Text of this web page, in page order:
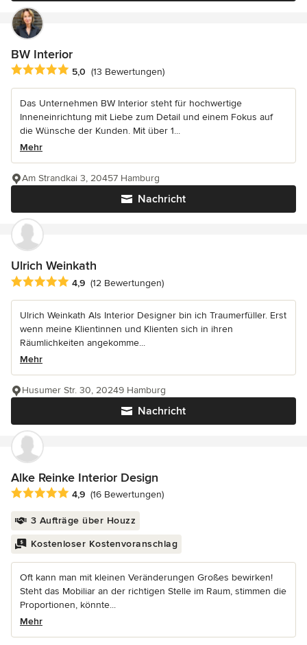
BW Interior
Durchschnittliche Bewertung: 5 von 5 Sternen
5,0 (13 Bewertungen)
Das Unternehmen BW Interior steht für hochwertige
Inneneinrichtung mit Liebe zum Detail und einem Fokus auf
die Wünsche der Kunden. Mit über 1...
Mehr
Nachricht
Am Strandkai 3, 20457 Hamburg
Ulrich Weinkath
Durchschnittliche Bewertung: 4.9 von 5 Sternen
4,9 (12 Bewertungen)
Ulrich Weinkath Als Interior Designer bin ich Traumerfüller. Erst
wenn meine Klientinnen und Klienten sich in ihren
Räumlichkeiten angekomme...
Mehr
Nachricht
Husumer Str. 30, 20249 Hamburg
Alke Reinke Interior Design
Durchschnittliche Bewertung: 4.9 von 5 Sternen
4,9 (16 Bewertungen)
3 Aufträge über Houzz
Kostenloser Kostenvoranschlag
Oft kann man mit kleinen Veränderungen Großes bewirken!
Steht das Mobiliar an der richtigen Stelle im Raum, stimmen die
Proportionen, könnte...
Mehr